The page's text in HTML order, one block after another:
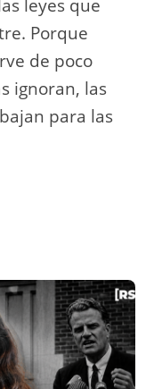
leyes que
Porque
de poco
ignoran, las
para las